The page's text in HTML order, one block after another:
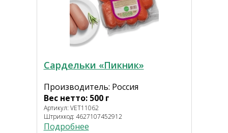
Сардельки «Пикник»
Производитель: Россия
Вес нетто: 500 г
Артикул: VET11062
Штрихкод: 4627107452912
Подробнее